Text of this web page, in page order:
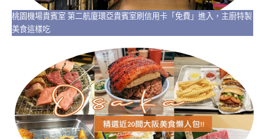
桃園機場貴賓室 第二航廈環亞貴賓室刷信用卡「免費」進入，主廚特製
美食這樣吃